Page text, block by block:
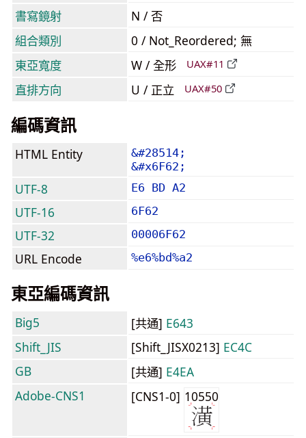
書寫鏡射
N / 否
組合類別
0 / Not_Reordered; 無
東亞寬度
W / 全形 UAX#11
直排方向 U / 正立 UAX#50
編碼資訊
HTML Entity
&#28514;
&#x6F62;
UTF-8 E6 BD A2
UTF-16 6F62
UTF-32 00006F62
URL Encode %e6%bd%a2
東亞編碼資訊
Big5 [共通] E643
Shift_JIS
[Shift_JISX0213] EC4C
GB
[共通] E4EA
Adobe-CNS1
[CNS1-0] 10550